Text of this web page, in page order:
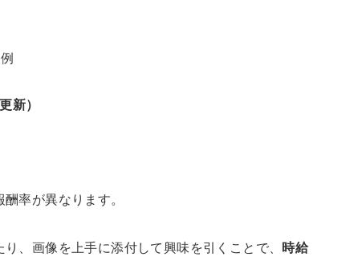
新）
率が異なります。
、画像を上手に添付して興味を引くことで、 時給